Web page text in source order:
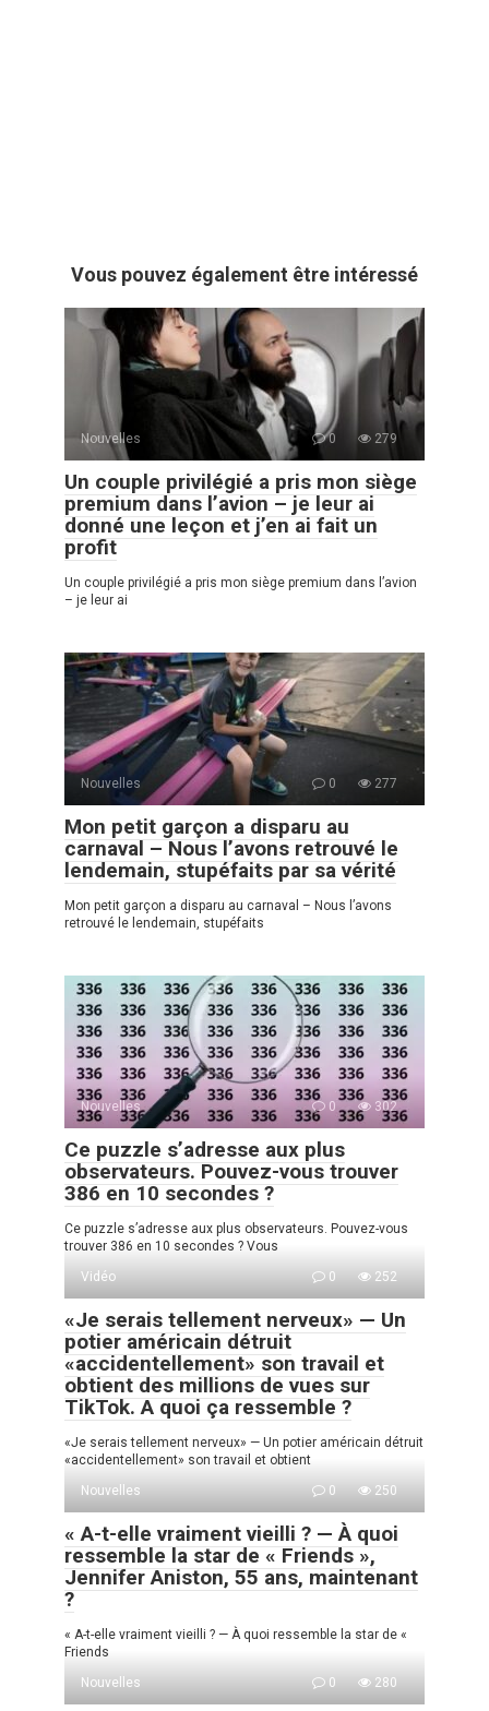
Vous pouvez également être intéressé
Nouvelles 0 279
Un couple privilégié a pris mon siège
premium dans l’avion – je leur ai
donné une leçon et j’en ai fait un
profit
Un couple privilégié a pris mon siège premium dans l’avion
– je leur ai
Nouvelles 0 277
Mon petit garçon a disparu au
carnaval – Nous l’avons retrouvé le
lendemain, stupéfaits par sa vérité
Mon petit garçon a disparu au carnaval – Nous l’avons
retrouvé le lendemain, stupéfaits
Nouvelles 0 302
Ce puzzle s’adresse aux plus
observateurs. Pouvez-vous trouver
386 en 10 secondes ?
Ce puzzle s’adresse aux plus observateurs. Pouvez-vous
trouver 386 en 10 secondes ? Vous
Vidéo
0 252
«Je serais tellement nerveux» — Un
potier américain détruit
«accidentellement» son travail et
obtient des millions de vues sur
TikTok. A quoi ça ressemble ?
«Je serais tellement nerveux» — Un potier américain détruit
«accidentellement» son travail et obtient
Nouvelles
0 250
« A-t-elle vraiment vieilli ? — À quoi
ressemble la star de « Friends »,
Jennifer Aniston, 55 ans, maintenant
?
« A-t-elle vraiment vieilli ? — À quoi ressemble la star de «
Friends
Nouvelles
0 280